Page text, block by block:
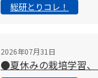
総研とりコレ！
2026年07月31日
●夏休みの栽培学習